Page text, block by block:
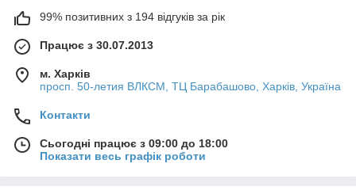
99% позитивних з 194 відгуків за рік
Працює з 30.07.2013
м. Харків
просп. 50-летия ВЛКСМ, ТЦ Барабашово, Харків, Україна
Контакти
Сьогодні працює з 09:00 до 18:00
Показати весь графік роботи